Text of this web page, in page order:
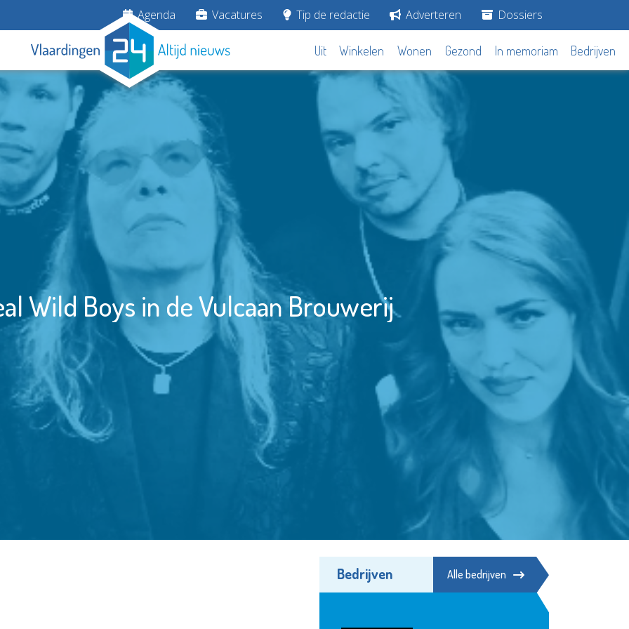
Agenda Vacatures Tip de redactie Adverteren Dossiers
Uit Winkelen Wonen Gezond In memoriam Bedrijven
Wild Boys in de Vulcaan Brouwerij
Bedrijven Alle bedrijven